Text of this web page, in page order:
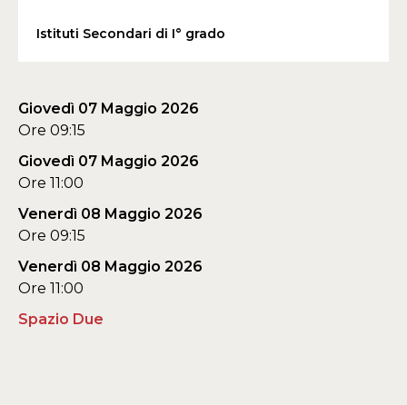
Istituti Secondari di I° grado
Giovedì 07 Maggio 2026
Ore 09:15
Giovedì 07 Maggio 2026
Ore 11:00
Venerdì 08 Maggio 2026
Ore 09:15
Venerdì 08 Maggio 2026
Ore 11:00
Spazio Due